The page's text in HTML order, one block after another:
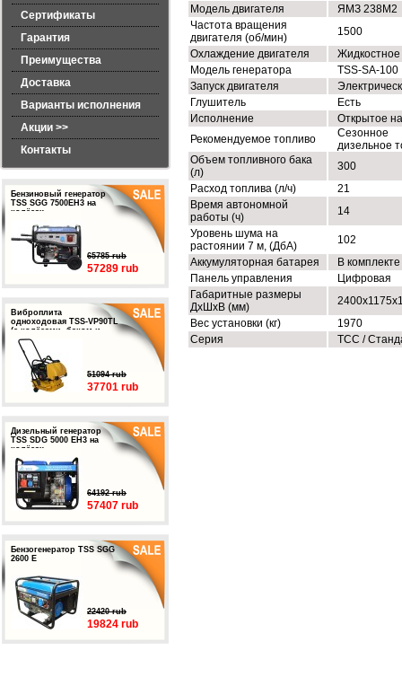
Сертификаты
Гарантия
Преимущества
Доставка
Варианты исполнения
Акции >>
Контакты
Бензиновый генератор
TSS SGG 7500EH3 на
колёсах
65785 rub
57289 rub
Виброплита
одноходовая TSS-VP90TL
(с колёсами, баком и
подошвой)
51094 rub
37701 rub
Дизельный генератор
TSS SDG 5000 EH3 на
колёсах
64192 rub
57407 rub
Бензогенератор TSS SGG
2600 E
22420 rub
19824 rub
Модель двигателя
ЯМЗ 238М2
Частота вращения
двигателя (об/мин)
1500
Охлаждение двигателя
Жидкостное
Модель генератора
TSS-SA-100
Запуск двигателя
Глушитель
Есть
Исполнение
Открытое
Рекомендуемое топливо
Сезонное
дизельное
Объем топливного бака
(л)
300
Расход топлива (л/ч)
21
Время автономной
работы (ч)
14
Уровень шума на
растоянии 7 м, (ДбА)
102
Аккумуляторная батарея
В комплекте
Панель управления
Цифровая
Габаритные размеры
ДхШхВ (мм)
Вес установки (кг)
1970
Серия
ТСС /